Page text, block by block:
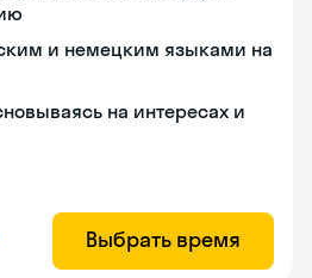
и немецким языками на
на интересах и
Выбрать время